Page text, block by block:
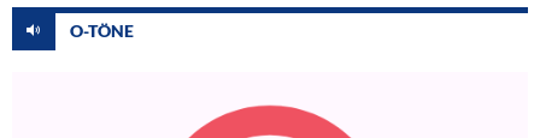
O-TÖNE